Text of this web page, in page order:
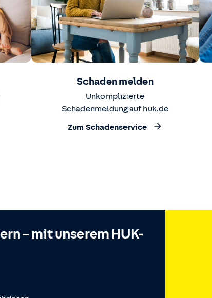
Schaden melden
Unkomplizierte
Schadenmeldung auf huk.de
Zum Schadenservice
– mit unserem HUK-